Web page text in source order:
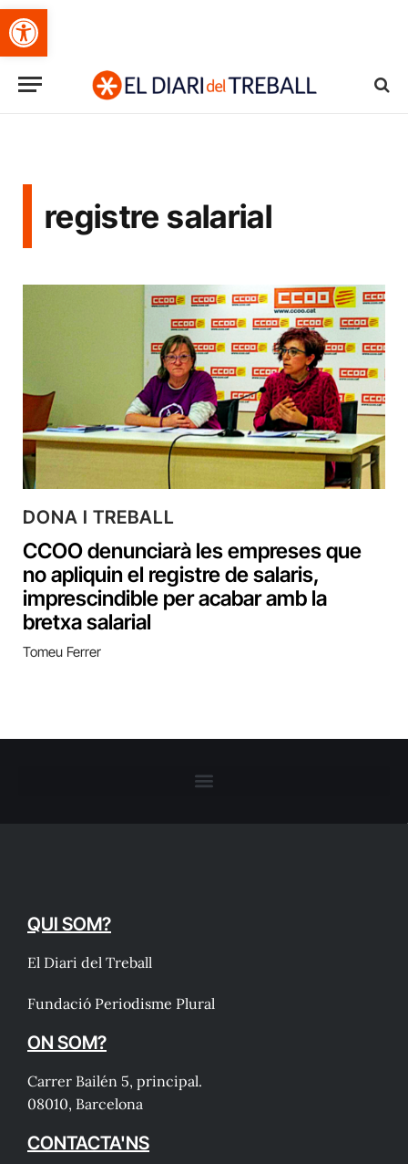
Obre la barra d'eines
registre salarial
DONA I TREBALL
CCOO denunciarà les empreses que
no apliquin el registre de salaris,
imprescindible per acabar amb la
bretxa salarial
Tomeu Ferrer
QUI SOM?
El Diari del Treball
Fundació Periodisme Plural
ON SOM?
Carrer Bailén 5, principal.
08010, Barcelona
CONTACTA'NS